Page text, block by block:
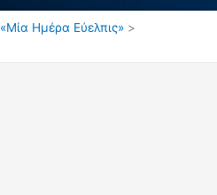
«Μία Ημέρα Εύελπις»